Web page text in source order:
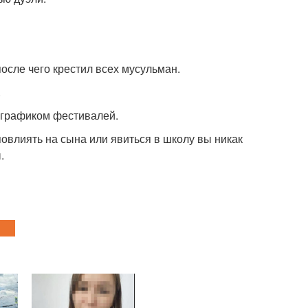
чего крестил всех мусульман.
фестивалей.
на сына или явиться в школу вы никак